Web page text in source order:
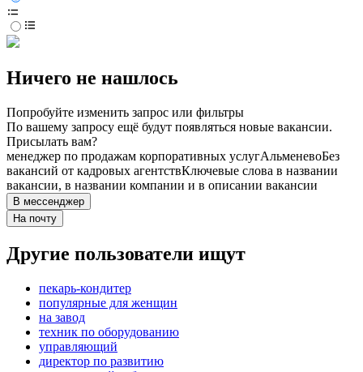
Ничего не нашлось
Попробуйте изменить запрос или фильтры
По вашему запросу ещё будут появляться новые вакансии.
Присылать вам?
менеджер по продажам корпоративных услугАльменевоБез
вакансий от кадровых агентствКлючевые слова в названии
вакансии, в названии компании и в описании вакансии
В мессенджер
На почту
Другие пользователи ищут
пекарь-кондитер
популярные для женщин
на завод
техник по оборудованию
управляющий
директор по развитию